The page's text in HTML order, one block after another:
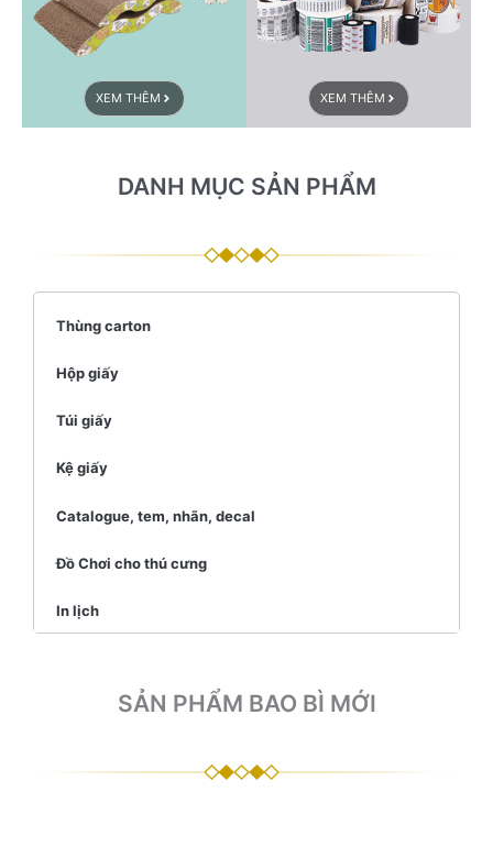
XEM THÊM XEM THÊM
DANH MỤC SẢN PHẨM
Thùng carton
Hộp giấy
Túi giấy
Kệ giấy
Catalogue, tem, nhãn, decal
Đồ Chơi cho thú cưng
In lịch
SẢN PHẨM BAO BÌ MỚI